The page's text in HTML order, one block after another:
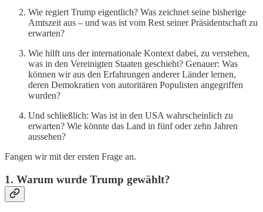
Wie regiert Trump eigentlich? Was zeichnet seine bisherige
Amtszeit aus – und was ist vom Rest seiner Präsidentschaft zu
erwarten?
Wie hilft uns der internationale Kontext dabei, zu verstehen,
was in den Vereinigten Staaten geschieht? Genauer: Was
können wir aus den Erfahrungen anderer Länder lernen,
deren Demokratien von autoritären Populisten angegriffen
wurden?
Und schließlich: Was ist in den USA wahrscheinlich zu
erwarten? Wie könnte das Land in fünf oder zehn Jahren
aussehen?
Fangen wir mit der ersten Frage an.
1. Warum wurde Trump gewählt?